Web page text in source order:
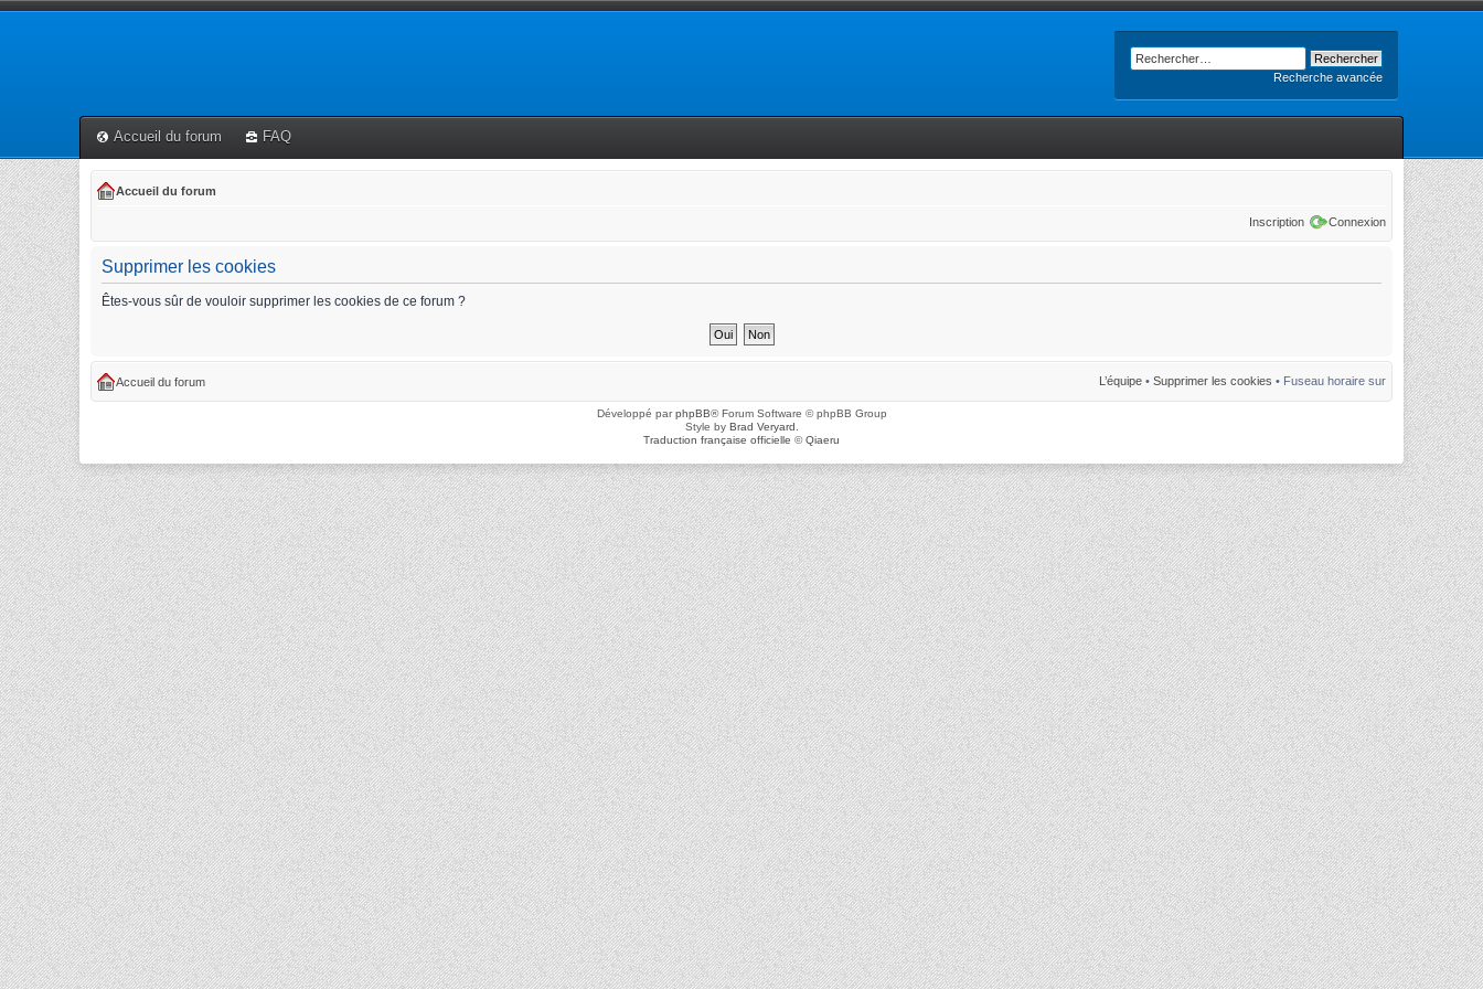
Recherche avancée
Accueil du forum FAQ
Accueil du forum
Inscription Connexion
Supprimer les cookies
Êtes-vous sûr de vouloir supprimer les cookies de ce forum ?
Accueil du forum L’équipe • Supprimer les cookies • Fuseau horaire sur
Développé parphpBB® Forum Software © phpBB Group
Style by Brad Veryard
Traduction française officielle ©Qiaeru